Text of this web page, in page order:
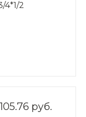
4*1/2
105.76 руб.